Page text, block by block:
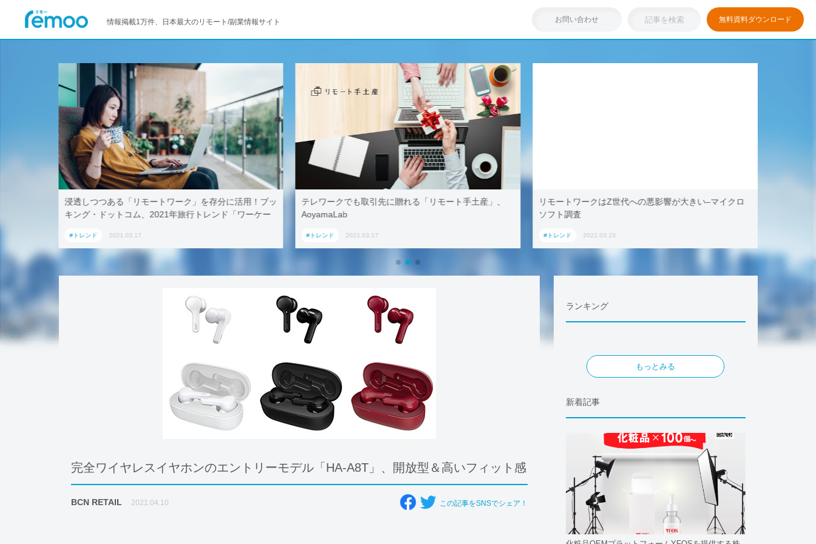
情報掲載1万件、日本最大のリモート/副業情報サイト お問い合わせ 無料資料ダウンロード
浸透しつつある「リモートワーク」を存分に活用！ブッ
キング・ドットコム、2021年旅行トレンド「ワーケー
#トレンド 2021.03.17
テレワークでも取引先に贈れる「リモート手土産」、
AoyamaLab
#トレンド 2021.03.17
リモートワークはZ世代への悪影響が大きい–マイクロ
ソフト調査
#トレンド 2021.03.23
完全ワイヤレスイヤホンのエントリーモデル「HA-A8T」、開放型＆高いフィット感
BCN RETAIL 2021.04.10 この記事をSNSでシェア！
ランキング
もっとみる
新着記事